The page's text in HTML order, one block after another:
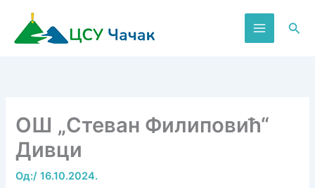
садржај
ОШ „Стеван Филиповић“
Дивци
Од:/16.10.2024.